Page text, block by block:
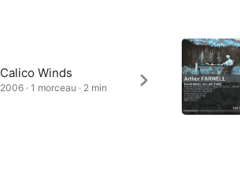
Calico Winds
2006 · 1 morceau · 2 min